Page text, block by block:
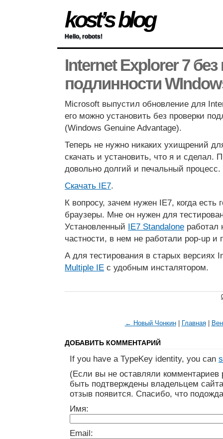
kost’s blog
Hello, robots!
Internet Explorer 7
подлинности
Microsoft выпустил обновление для
его можно установить без проверки
(Windows Genuine Advantage).
Теперь не нужно никаких ухищрений
скачать и установить, что я и сделал.
довольно долгий и печальный процесс.
Скачать IE7.
К вопросу, зачем нужен IE7, когда есть
браузеры. Мне он нужен для
Установленный IE7 Standalone работал
частности, в нем не работали pop-up
А для тестирования в старых версиях
Multiple IE с удобным инсталятором.
← Новый Чонкин| Главная|
ДОБАВИТЬ КОММЕНТАРИЙ
If you have a TypeKey identity, you can
(Если вы не оставляли
быть подтверждены владельцем
отзыв появится. Спасибо, что
Имя:
Email: